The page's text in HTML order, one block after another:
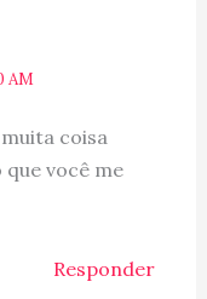
AM
coisa
você me
Responder